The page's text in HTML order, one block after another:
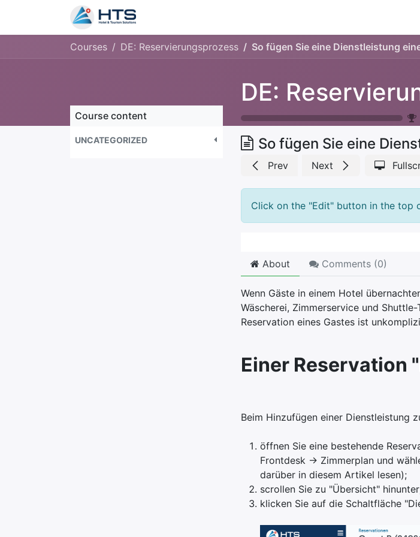
Courses DE: Reservierungsprozess So fügen Sie eine Dienstleistung
DE:
Course content
UNCATEGORIZED So fügen Sie eine
Prev Next
Click on the "Edit" button in the top
About Comments (0)
Wenn Gäste in einem Hotel
Wäscherei, Zimmerservice und
Reservation eines Gastes ist
Einer Reservation
Beim Hinzufügen einer Dienstleistung
öffnen Sie eine bestehende
Frontdesk -> Zimmerplan und
darüber in diesem Artikel lesen);
scrollen Sie zu "Übersicht"
klicken Sie auf die Schaltfläche